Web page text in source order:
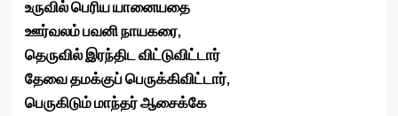
உருவில்பெரியயானையதை
ஊர்வலம்பவனிநாயகரை,
தெருவில்இரந்திட விட்டுவிட்டார்
தேவைதமக்குப்பெருக்கிவிட்டார்,
பெருகிடும்மாந்தர்ஆசைக்கே